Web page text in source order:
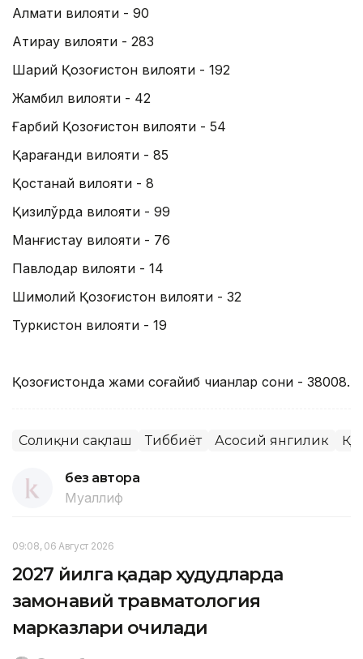
Алмати вилояти - 90
Атирау вилояти - 283
Шарқий Қозоғистон вилояти - 192
Жамбил вилояти - 42
Ғарбий Қозоғистон вилояти - 54
Қарағанди вилояти - 85
Қостанай вилояти - 8
Қизилўрда вилояти - 99
Манғистау вилояти - 76
Павлодар вилояти - 14
Шимолий Қозоғистон вилояти - 32
Туркистон вилояти - 19
Қозоғистонда жами соғайиб чиққанлар сони - 38008.
Соғлиқни сақлаш Тиббиёт Асосий янгилик ҚР
без автора
Муаллиф
09:08, 06 Август 2026
2027 йилга қадар ҳудудларда
замонавий травматология
марказлари очилади